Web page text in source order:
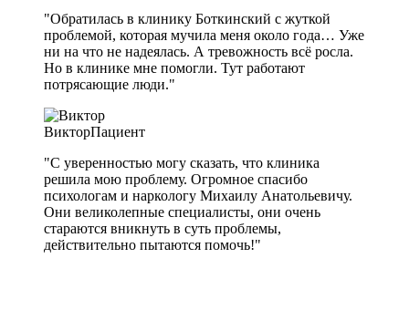
"Обратилась в клинику Боткинский с жуткой
проблемой, которая мучила меня около года… Уже
ни на что не надеялась. А тревожность всё росла.
Но в клинике мне помогли. Тут работают
потрясающие люди."
ВикторПациент
"С уверенностью могу сказать, что клиника
решила мою проблему. Огромное спасибо
психологам и наркологу Михаилу Анатольевичу.
Они великолепные специалисты, они очень
стараются вникнуть в суть проблемы,
действительно пытаются помочь!"